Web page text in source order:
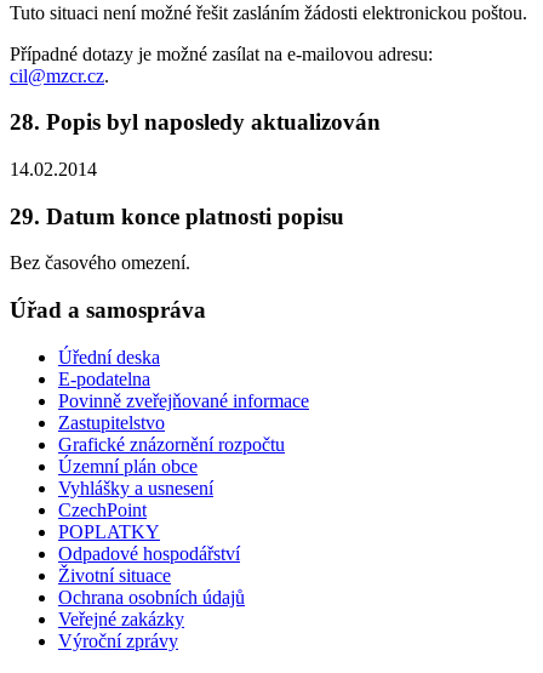
Tuto situaci není možné řešit zasláním žádosti elektronickou poštou.
Případné dotazy je možné zasílat na e-mailovou adresu:
cil@mzcr.cz.
28. Popis byl naposledy aktualizován
14.02.2014
29. Datum konce platnosti popisu
Bez časového omezení.
Úřad a samospráva
Úřední deska
E-podatelna
Povinně zveřejňované informace
Zastupitelstvo
Grafické znázornění rozpočtu
Územní plán obce
Vyhlášky a usnesení
CzechPoint
POPLATKY
Odpadové hospodářství
Životní situace
Ochrana osobních údajů
Veřejné zakázky
Výroční zprávy